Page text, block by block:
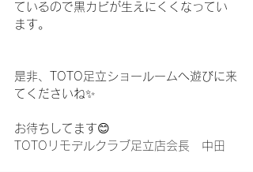
ているので黒カビが生えにくくなってい
ます。
是非、TOTO足立ショールームへ遊びに来
てくださいね✨
お待ちしてます😊
TOTOリモデルクラブ足立店会長　中田